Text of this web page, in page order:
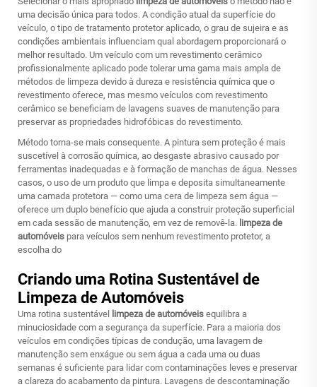
uma decisão única para todos. A condição atual da superfície do
veículo, o tipo de tratamento protetor aplicado, o grau de sujeira e as
condições ambientais influenciam qual abordagem proporcionará o
melhor resultado. Um veículo com um revestimento cerâmico
profissionalmente aplicado pode tolerar uma gama mais ampla de
métodos de limpeza devido à dureza e resistência química que o
revestimento oferece, mas mesmo veículos com revestimento
cerâmico se beneficiam de lavagens suaves de manutenção para
preservar as propriedades hidrofóbicas do revestimento.
Método torna-se mais consequente. A pintura sem proteção é mais
suscetível à corrosão química, ao desgaste abrasivo causado por
ferramentas inadequadas e à formação de manchas de água. Nesses
casos, o uso de um produto que limpa e deposita simultaneamente
uma camada protetora — como uma cera de limpeza sem água —
oferece um duplo benefício que ajuda a construir proteção superficial
em cada sessão de manutenção, em vez de removê-la. limpeza de
automóveis para veículos sem nenhum revestimento protetor, a
escolha do
Criando uma Rotina Sustentável de
Limpeza de Automóveis
Uma rotina sustentável limpeza de automóveis equilibra a
minuciosidade com a segurança da superfície. Para a maioria dos
veículos em condições típicas de condução, uma lavagem de
manutenção sem enxágue ou sem água a cada uma ou duas
semanas é suficiente para lidar com contaminações leves e preservar
a clareza do acabamento da pintura. Lavagens de descontaminação